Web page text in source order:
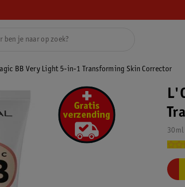
BB Very Light 5-in-1 Transforming Skin Corrector
30ml